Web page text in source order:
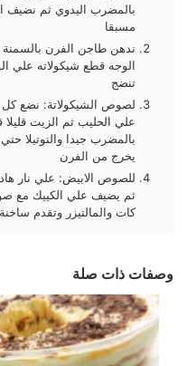
بالمضرب اليدوي ثم نضيف
مسبقا
ندهن طاجن الفرن
تنضج
لصوص الشيكولاتة: نضع كل
علي الحليب ثم الزيت قليلا
بالمضرب جيدا والنوتيلا
يخرج من الفرن
للصوص الابيض: علي نار
ثم يضيف علي الكييك مع
كات والمالتيزر وتقدم ساخنة
وصفات ذات صلة